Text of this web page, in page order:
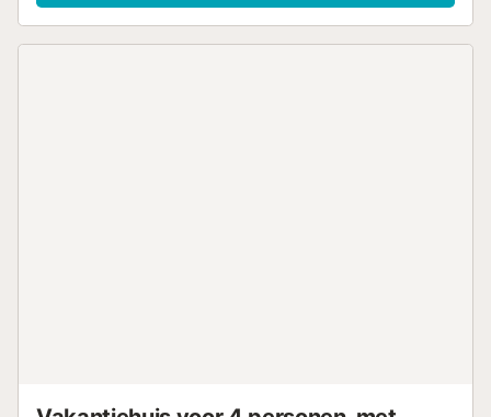
keuken, een mooie eethoek met een tafel die kan worden